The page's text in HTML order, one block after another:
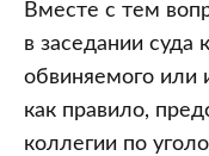
Вместе с тем
в заседании суда
обвиняемого или
как правило,
коллегии по